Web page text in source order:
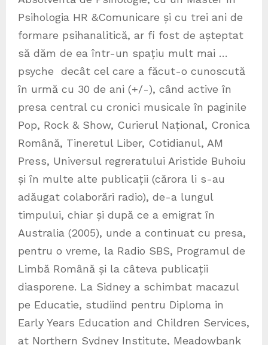
Psihologia HR &Comunicare și cu trei ani de
formare psihanalitică, ar fi fost de așteptat
să dăm de ea într-un spațiu mult mai …
psyche decât cel care a făcut-o cunoscută
în urmă cu 30 de ani (+/-), când active în
presa central cu cronici musicale în paginile
Pop, Rock & Show, Curierul Național, Cronica
Română, Tineretul Liber, Cotidianul, AM
Press, Universul regreratului Aristide Buhoiu
și în multe alte publicații (cărora li s-au
adăugat colaborări radio), de-a lungul
timpului, chiar și după ce a emigrat în
Australia (2005), unde a continuat cu presa,
pentru o vreme, la Radio SBS, Programul de
Limbă Română și la câteva publicații
diasporene. La Sidney a schimbat macazul
pe Educatie, studiind pentru Diploma in
Early Years Education and Children Services,
at Northern Sydney Institute, Meadowbank